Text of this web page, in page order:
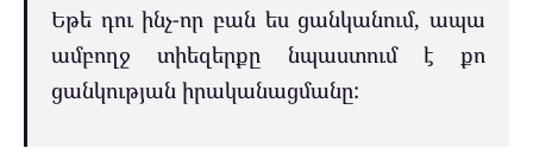
Եթե դու ինչ-որ բան ես ցանկանում, ապա
ամբողջ տիեզերքը նպաստում է քո
ցանկության իրականացմանը: